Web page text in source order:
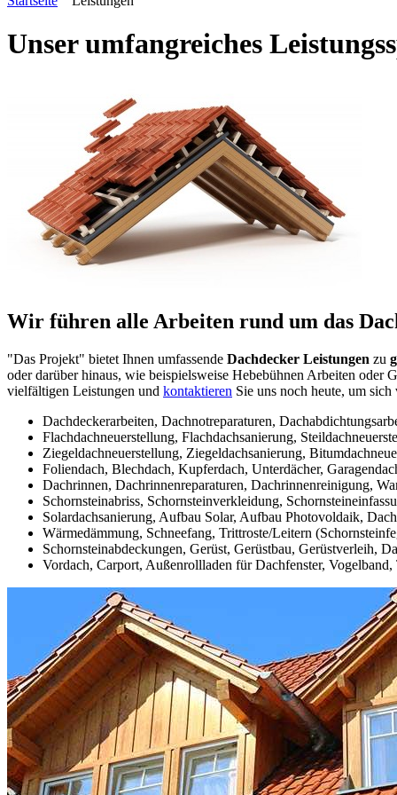
Unser umfangreiches
Wir führen alle Arbeiten rund um das
"Das Projekt" bietet Ihnen umfassende Dachdecker Leistungen zu
oder darüber hinaus, wie beispielsweise Hebebühnen Arbeiten
vielfältigen Leistungen und kontaktieren Sie uns noch heute, um
Dachdeckerarbeiten, Dachnotreparaturen,
Flachdachneuerstellung, Flachdachsanierung,
Ziegeldachneuerstellung, Ziegeldachsanierung,
Foliendach, Blechdach, Kupferdach, Unterdächer,
Dachrinnen, Dachrinnenreparaturen, Dachrinnenreinigung,
Schornsteinabriss, Schornsteinverkleidung,
Solardachsanierung, Aufbau Solar, Aufbau Photovoldaik,
Wärmedämmung, Schneefang, Trittroste/Leitern
Schornsteinabdeckungen, Gerüst, Gerüstbau, Gerüstverleih,
Vordach, Carport, Außenrollladen für Dachfenster,